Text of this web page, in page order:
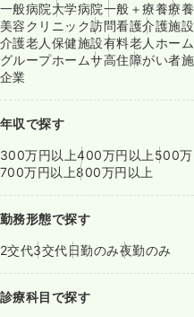
一般病院大学病院一般＋療養療
美容クリニック訪問看護介護施設
介護老人保健施設有料老人ホーム
グループホームサ高住障がい者
企業
年収で探す
300万円以上400万円以上 500万
700万円以上800万円以上
勤務形態で探す
2交代3交代日勤のみ夜勤のみ
診療科目で探す